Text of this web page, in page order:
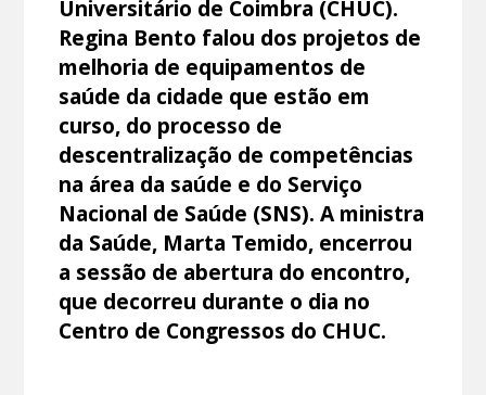
Universitário de Coimbra (CHUC).
Regina Bento falou dos projetos de
melhoria de equipamentos de
saúde da cidade que estão em
curso, do processo de
descentralização de competências
na área da saúde e do Serviço
Nacional de Saúde (SNS). A ministra
da Saúde, Marta Temido, encerrou
a sessão de abertura do encontro,
que decorreu durante o dia no
Centro de Congressos do CHUC.